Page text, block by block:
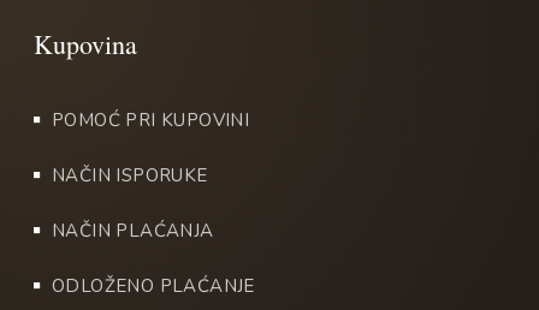
POMOĆ PRI KUPOVINI
NAČIN ISPORUKE
NAČIN PLAĆANJA
ODLOŽENO PLAĆANJE